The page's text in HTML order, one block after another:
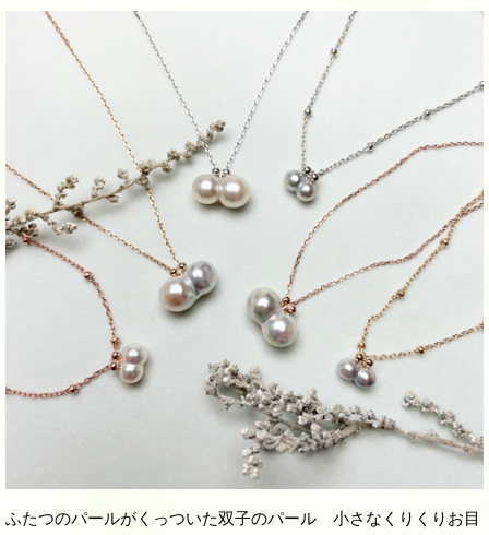
ふたつのパールがくっついた双子のパール 小さなくりくりお目